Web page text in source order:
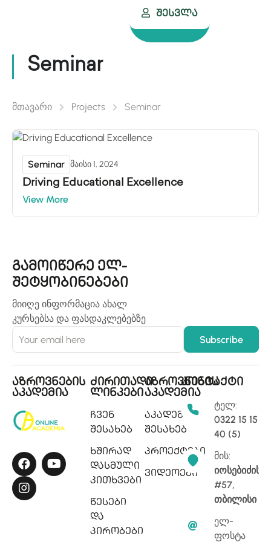
Შესვლა
Seminar
მთავარი Projects Seminar
Driving Educational Excellence
Seminar მაისი 1, 2024
View More
გამოიწერე ელ-
შეტყობინებები
მიიღე ინფორმაცია ახალ
კურსებსა და ფასდაკლებებზე
აზროვნების
აკადემია
ძირითადი
ლინკები
ჩვენ
შესახებ
ხშირად
დასმული
კითხვები
წესები
და
პირობები
აზროვნების
აკადემია
აკადემიის
შესახებ
პროექტები
ვიდეოები
კონტაქტი
ტელ:
0322 15 15
40 (5)
მის:
იოსებიძის
#57,
თბილისი
ელ-
ფოსტა